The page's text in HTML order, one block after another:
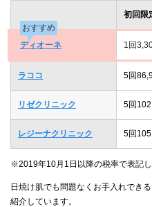
初回限
おすすめ
ディオーネ
1回
ラココ 5回
リゼクリニック 5回
レジーナクリニック 5回
※2019年10月1日以降の税率で表記し
日焼け肌でも問題なくお手入れでき
紹介しています。